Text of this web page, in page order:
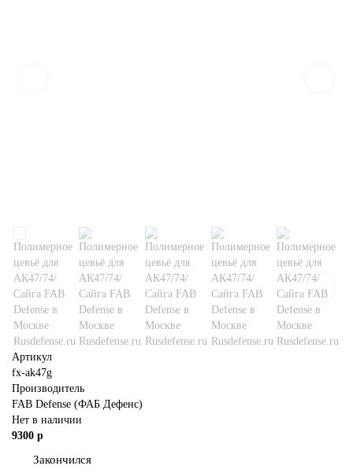
Артикул
fx-ak47g
Производитель
FAB Defense (ФАБ Дефенс)
Нет в наличии
9300 р
Закончился